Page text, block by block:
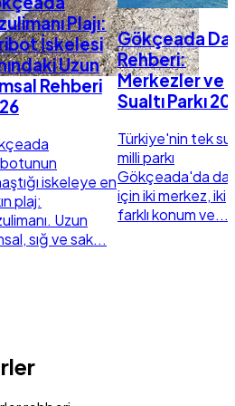
Plajı:
İskelesi
Uzun
Rehberi
iskeleye en
plaj:
Uzun
sığ ve sak...
Gökçeada
Rehberi:
Merkezler ve
Sualtı Parkı
Türkiye'nin tek
milli parkı
Gökçeada'da
için iki merkez, iki
farklı konum ve...